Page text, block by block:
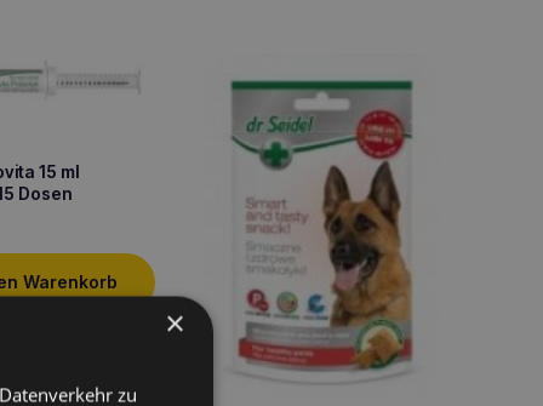
15 ml
Dosen
Warenkorb
×
zu